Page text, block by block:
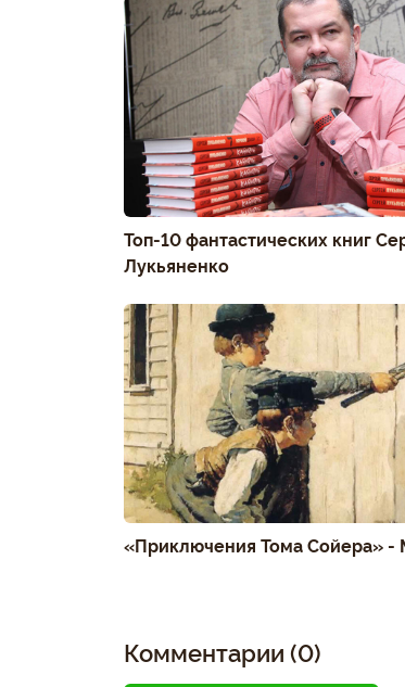
Топ-10 фантастических книг
Лукьяненко
«Приключения Тома Сойера» -
Комментарии (0)